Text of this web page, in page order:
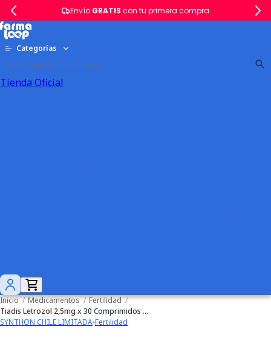
Envío GRATIS con tu primera compra
Categorías
Tienda Oficial
Inicio / Medicamentos / Fertilidad /
Tiadis Letrozol 2,5mg x 30 Comprimidos Recubiertos
SYNTHON CHILE LIMITADA Fertilidad